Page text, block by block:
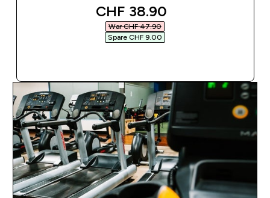
discounted price
CHF 38.90‎
War CHF 47.90‎
Spare CHF 9.00‎